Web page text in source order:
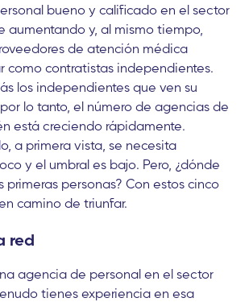
bueno y calificado en el sector
aumentando y, al mismo tiempo,
de atención médica
como contratistas independientes.
los independientes que ven su
lo tanto, el número de agencias de
está creciendo rápidamente.
a primera vista, se necesita
y el umbral es bajo. Pero, ¿dónde
primeras personas? Con estos cinco
camino de triunfar.
red
agencia de personal en el sector
tienes experiencia en esa